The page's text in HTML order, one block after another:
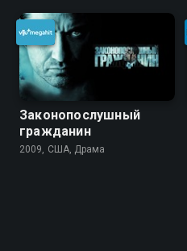
Законопослушный
гражданин
2009, США, Драма